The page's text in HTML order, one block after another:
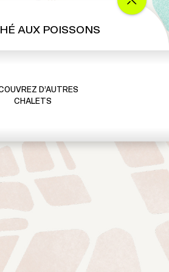
AUX POISSONS
D’AUTRES
CHALETS